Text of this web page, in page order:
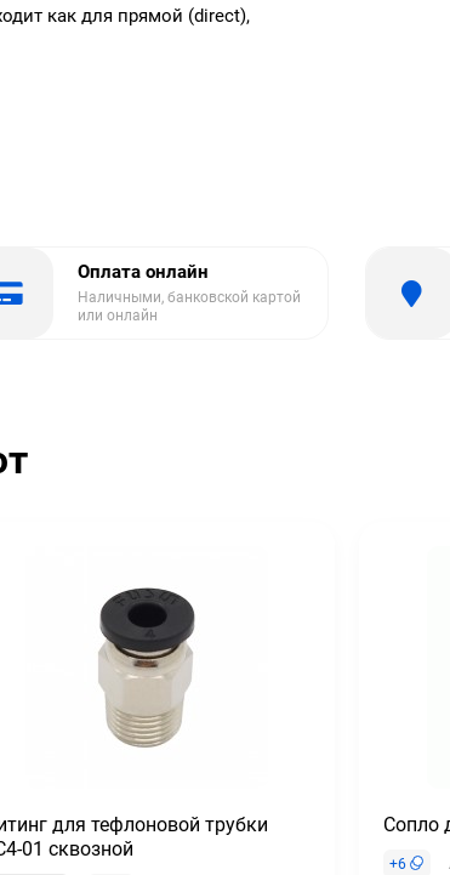
как для прямой (direct),
Оплата онлайн
Наличными, банковской картой
или онлайн
для тефлоновой трубки
01 сквозной
Сопло
+6